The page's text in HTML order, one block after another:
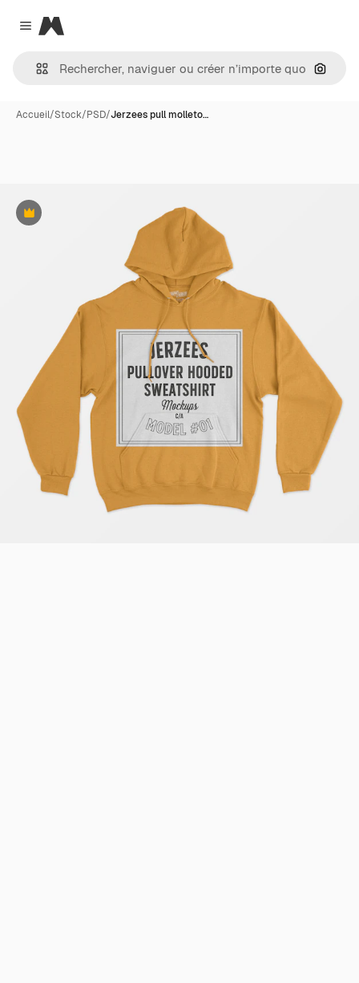
Close menu
Magnific
Accueil/Stock/PSD/Jerzees pull molleto…
Premium